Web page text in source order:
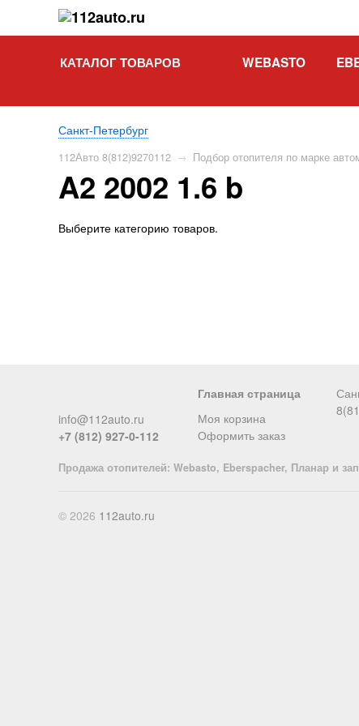
КАТАЛОГ ТОВАРОВ WEBASTO
Санкт-Петербург
112Авто 8(812)9270112 → Подбор отопителя по марке
A2 2002 1.6 b
Выберите категорию товаров.
info@112auto.ru
+7 (812) 927-0-112
Главная страница
Моя корзина
Оформить заказ
Продажа отопителей: Webasto, Eberspacher, Планар и
© 2026 112auto.ru